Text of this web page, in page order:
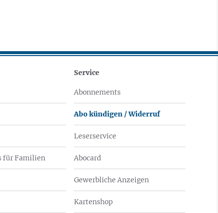
für Familien
Service
Abonnements
Abo kündigen / Widerruf
Leserservice
Abocard
Gewerbliche Anzeigen
Kartenshop